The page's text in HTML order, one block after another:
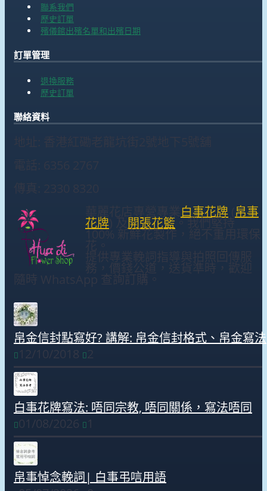
聯系我們
歷史訂單
殯儀館出殯名單和出殯日期
訂單管理
退換服務
歷史訂單
聯絡資料
華麗花店專營專業白事花牌 ( 帛事
花牌 ) 及 開張花籃 。我們堅持
100% 新鮮花製作，絕不重用環保
花。
提供專業輓詞指導與拍照回傳服
務，價錢公道，送貨準時，歡迎
隨時 WhatsApp 查詢訂購。
帛金信封點寫好? 講解: 帛金信封格式、帛金寫法
12/10/2018 2
白事花牌寫法: 唔同宗教, 唔同關係，寫法唔同
01/08/2026
1
帛事悼念輓詞| 白事弔唁用語